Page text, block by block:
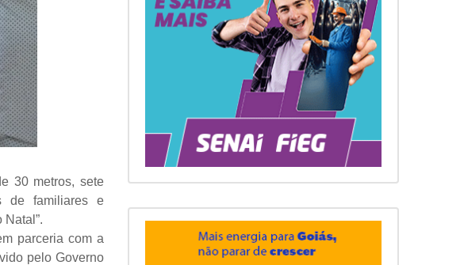
30 metros, sete
de familiares e
parceria com a
pelo Governo